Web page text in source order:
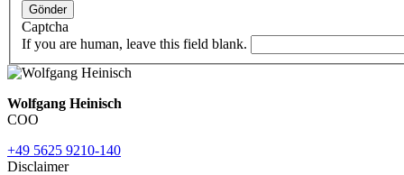
Gönder
Captcha
If you are human, leave this field blank.
Wolfgang Heinisch
COO
+49 5625 9210-140
Disclaimer